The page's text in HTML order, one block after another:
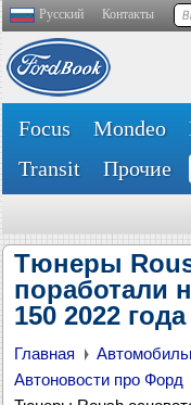
Русский Контакты
Focus Mondeo
Transit
Прочие
Тюнеры
поработали
150 2022 года
Главная
Автоновости про Форд